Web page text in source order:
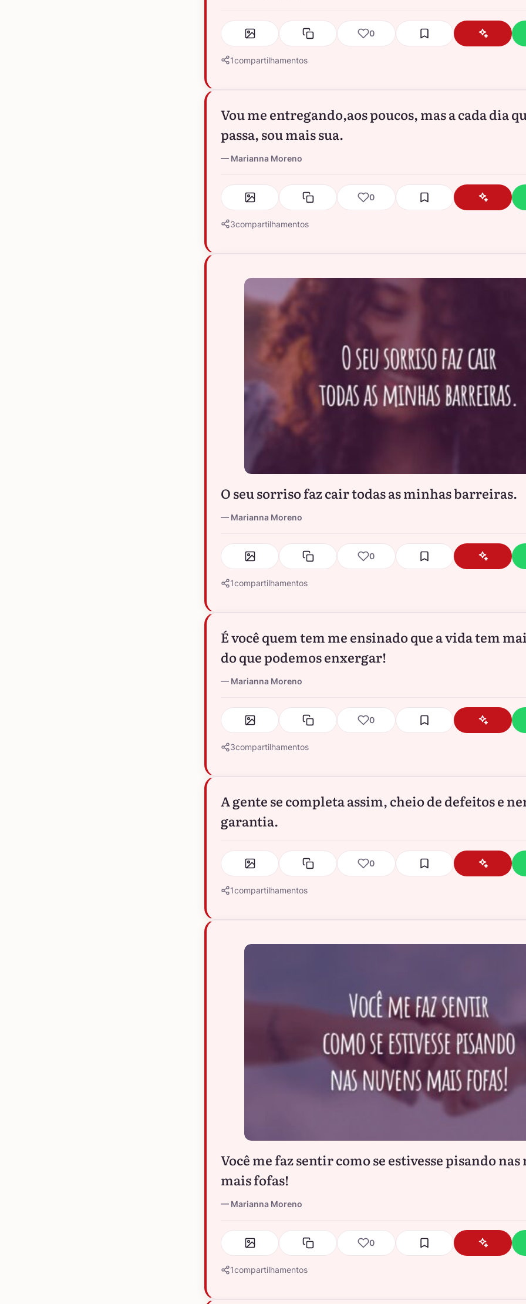
0
1compartilhamentos
Vou me entregando,aos poucos, mas a cada dia
passa, sou mais sua.
Marianna Moreno
0
3compartilhamentos
O seu sorriso faz cair todas as minhas barreiras.
Marianna Moreno
0
1compartilhamentos
É você quem tem me ensinado que a vida tem
do que podemos enxergar!
Marianna Moreno
0
3compartilhamentos
A gente se completa assim, cheio de defeitos e
garantia.
0
1compartilhamentos
Você me faz sentir como se estivesse pisando nas
mais fofas!
Marianna Moreno
0
1compartilhamentos